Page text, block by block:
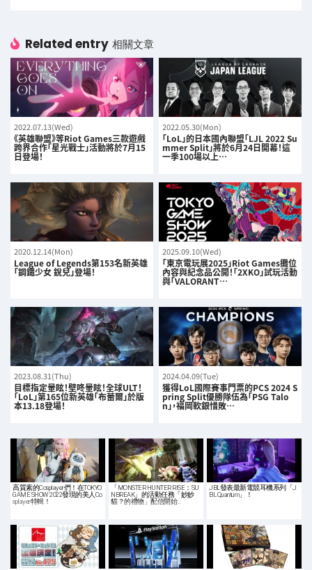
Related entry 相關文章
2022.07.13(Wed)
《英雄聯盟》等Riot Games三款遊戲
跨界合作「星光戰士」活動將於7月15
日登場！
2022.05.30(Mon)
「LoL」的日本國內聯盟「LJL 2022 Su
mmer Split」將於6月24日開幕！這
一季100場以上…
2020.12.14(Mon)
League of Legends第153名新英雄
「鋼鐵少女 銳兒」登場！
2025.09.10(Wed)
「東京電玩展2025」Riot Games攤位
內容與紀念品公開！「2XKO」試玩活動
與「VALORANT…
2023.08.31(Thu)
目標指定暈眩！壁咚暈眩！全球ULT！
「LoL」第165位新英雄「布蕾爾」於版
本13.18登場！
2024.04.09(Tue)
獲得LoL國際賽事門票的PCS 2024 S
pring Split優勝隊伍為「PSG Talo
n」，福岡軟銀惜敗…
高質素的Cosplayer們！在TOKYO
GAME SHOW 2022發現的美人Co
splayer特輯！
「MONSTER HUNTER RISE：SU
NBREAK」的活動任務「妙妙
貓？的禮物」配信開始…
JBL發表最新電競耳機系列「J
BL Quantum」！